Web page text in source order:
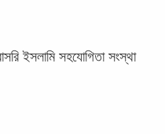
ইসলামি সহযোগিতা সংস্থা